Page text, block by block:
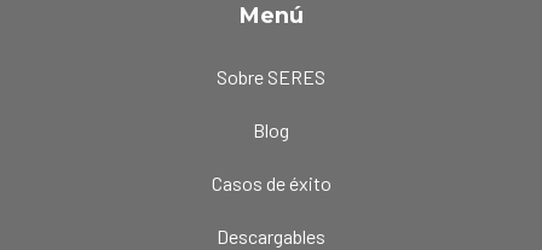
Menú
Sobre SERES
Blog
Casos de éxito
Descargables